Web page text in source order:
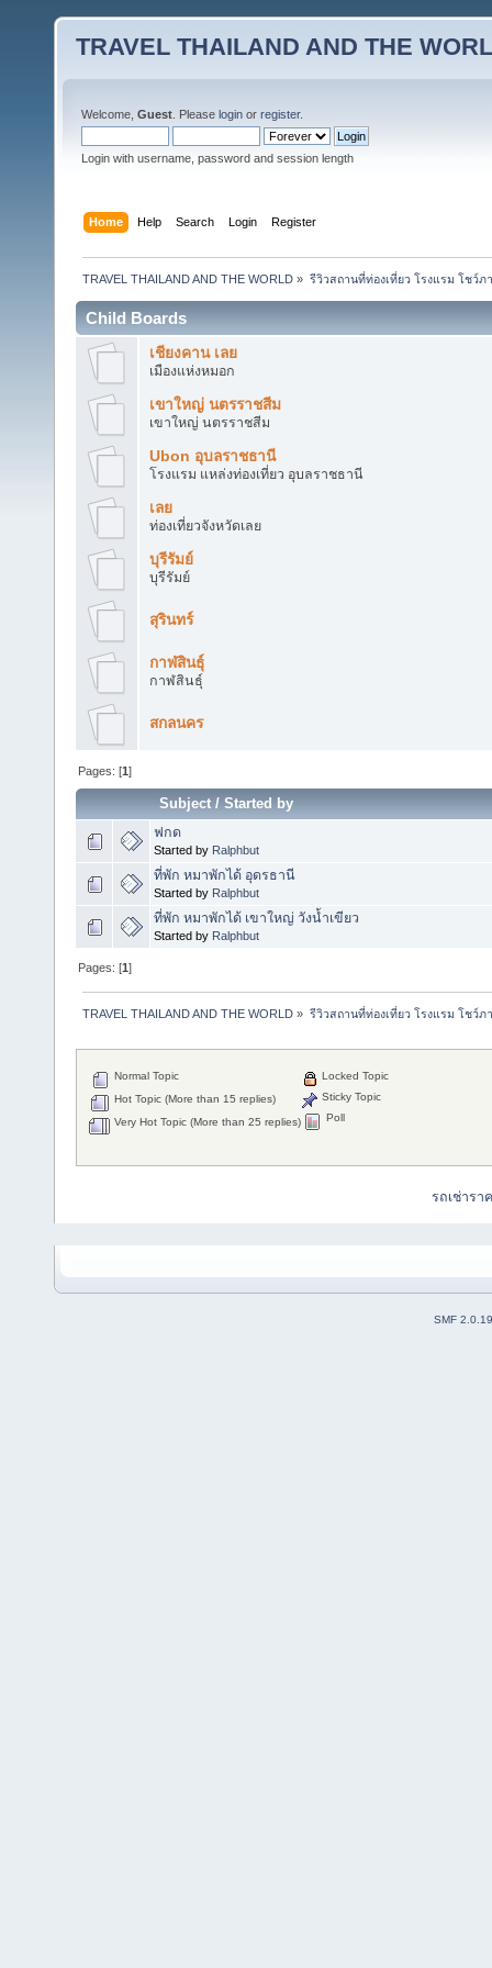
TRAVEL THAILAND AND THE
Welcome, Guest . Please login or register.
Login with username, password and session length
Home Help Search Login Register
TRAVEL THAILAND AND THE WORLD » รีวิวสถานที่ท่องเที่ยว โรงแรม โชว์ภ
Child Boards
เชียงคาน เลย
เมืองแห่งหมอก
เขาใหญ่ นตรราชสีม
เขาใหญ่ นตรราชสีม
Ubon อุบลราชธานี
โรงแรม แหล่งท่องเที่ยว อุบลราชธานี
เลย
ท่องเที่ยวจังหวัดเลย
บุรีรัมย์
บุรีรัมย์
สุรินทร์
กาฬสินธุ์
กาฬสินธุ์
สกลนคร
Pages: [1]
Subject/Started by
ฟกด
Started by Ralphbut
ที่พัก หมาพักได้ อุดรธานี
Started by Ralphbut
ที่พัก หมาพักได้ เขาใหญ่ วังน้ำเขียว
Started by Ralphbut
Pages: [1]
TRAVEL THAILAND AND THE WORLD » รีวิวสถานที่ท่องเที่ยว โรงแรม โชว์ภ
Normal Topic
Hot Topic (More than 15 replies)
Very Hot Topic (More than 25 replies)
Locked Topic
Sticky Topic
Poll
รถเช่าร
SMF 2.0.19